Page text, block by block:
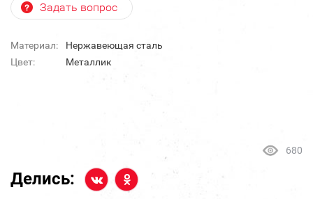
Задать вопрос
Материал:
Нержавеющая сталь
Цвет:
Металлик
680
Делись: